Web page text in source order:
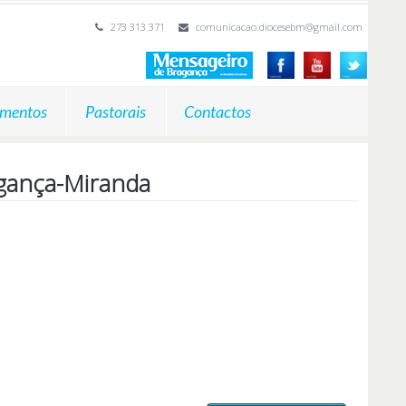
273 313 371 comunicacao.diocesebm@gmail.com
Pastorais Contactos
Miranda